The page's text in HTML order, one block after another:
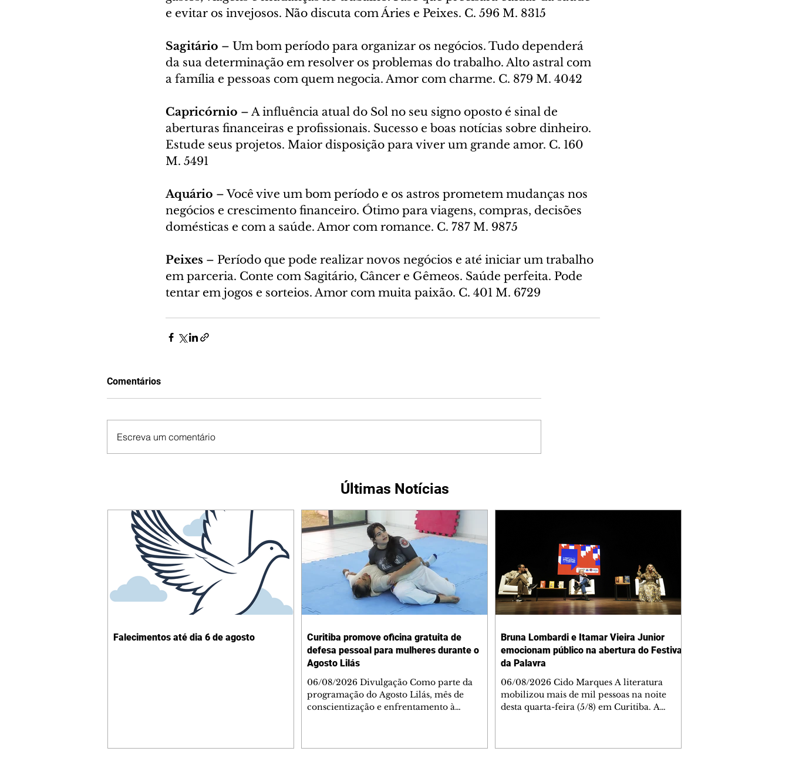
e evitar os invejosos. Não discuta com Áries e Peixes. C. 596 M. 8315
Sagitário – Um bom período para organizar os negócios. Tudo dependerá
da sua determinação em resolver os problemas do trabalho. Alto astral com
a família e pessoas com quem negocia. Amor com charme. C. 879 M. 4042
Capricórnio – A influência atual do Sol no seu signo oposto é sinal de
aberturas financeiras e profissionais. Sucesso e boas notícias sobre dinheiro.
Estude seus projetos. Maior disposição para viver um grande amor. C. 160
M. 5491
Aquário – Você vive um bom período e os astros prometem mudanças nos
negócios e crescimento financeiro. Ótimo para viagens, compras, decisões
domésticas e com a saúde. Amor com romance. C. 787 M. 9875
Peixes – Período que pode realizar novos negócios e até iniciar um trabalho
em parceria. Conte com Sagitário, Câncer e Gêmeos. Saúde perfeita. Pode
tentar em jogos e sorteios. Amor com muita paixão. C. 401 M. 6729
Comentários
Escreva um comentário
Últimas Notícias
Falecimentos até dia 6 de agosto
Curitiba promove oficina gratuita de
defesa pessoal para mulheres durante o
Agosto Lilás
06/08/2026 Divulgação Como parte da
programação do Agosto Lilás, mês de
conscientização e enfrentamento à
Bruna Lombardi e Itamar Vieira Junior
emocionam público na abertura do Festival
da Palavra
06/08/2026 Cido Marques A literatura
mobilizou mais de mil pessoas na noite
desta quarta-feira (5/8) em Curitiba. A